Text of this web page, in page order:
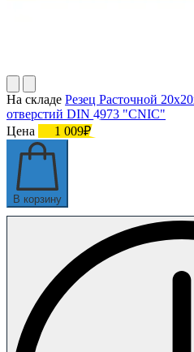
На складе Резец Расточной
отверстий DIN 4973 "CNIC"
Цена
1 009₽
В корзину